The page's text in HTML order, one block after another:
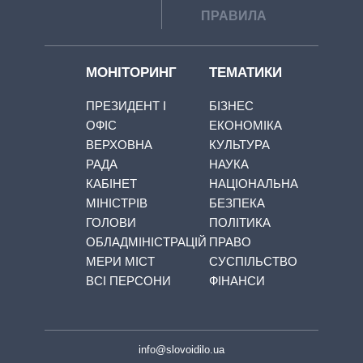
ПРАВИЛА
МОНІТОРИНГ
ПРЕЗИДЕНТ І
ОФІС
ВЕРХОВНА
РАДА
КАБІНЕТ
МІНІСТРІВ
ГОЛОВИ
ОБЛАДМІНІСТРАЦІЙ
МЕРИ МІСТ
ВСІ ПЕРСОНИ
ТЕМАТИКИ
БІЗНЕС
ЕКОНОМІКА
КУЛЬТУРА
НАУКА
НАЦІОНАЛЬНА
БЕЗПЕКА
ПОЛІТИКА
ПРАВО
СУСПІЛЬСТВО
ФІНАНСИ
info@slovoidilo.ua